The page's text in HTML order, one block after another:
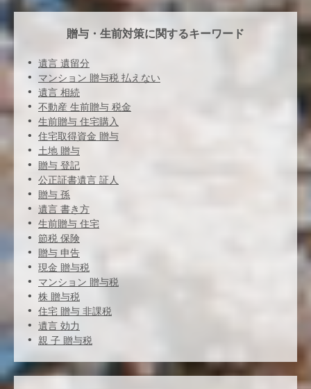
贈与・生前対策に関するキーワード
遺言 遺留分
マンション 贈与税 払えない
遺言 相続
不動産 生前贈与 税金
生前贈与 住宅購入
住宅取得資金 贈与
土地 贈与
贈与 登記
公正証書遺言 証人
贈与 孫
遺言 書き方
生前贈与 住宅
節税 保険
贈与 申告
現金 贈与税
マンション 贈与税
株 贈与税
住宅 贈与 非課税
遺言 効力
親 子 贈与税